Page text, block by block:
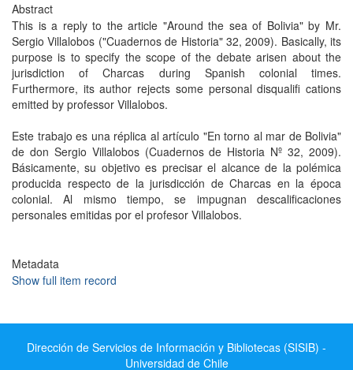
Abstract
This is a reply to the article "Around the sea of Bolivia" by Mr.
Sergio Villalobos ("Cuadernos de Historia" 32, 2009). Basically, its
purpose is to specify the scope of the debate arisen about the
jurisdiction of Charcas during Spanish colonial times.
Furthermore, its author rejects some personal disqualifi cations
emitted by professor Villalobos.
Este trabajo es una réplica al artículo "En torno al mar de Bolivia"
de don Sergio Villalobos (Cuadernos de Historia Nº 32, 2009).
Básicamente, su objetivo es precisar el alcance de la polémica
producida respecto de la jurisdicción de Charcas en la época
colonial. Al mismo tiempo, se impugnan descalificaciones
personales emitidas por el profesor Villalobos.
Metadata
Show full item record
Dirección de Servicios de Información y Bibliotecas (SISIB) -
Universidad de Chile